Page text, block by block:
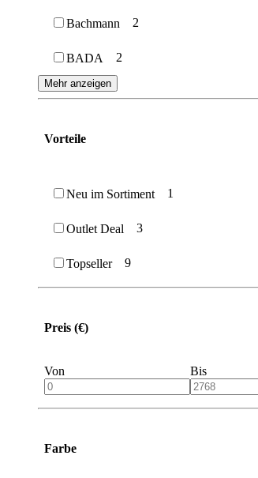
Bachmann 2
BADA 2
Mehr anzeigen
Vorteile
Neu im Sortiment 1
Outlet Deal 3
Topseller 9
Preis (€)
Von Bis
Farbe